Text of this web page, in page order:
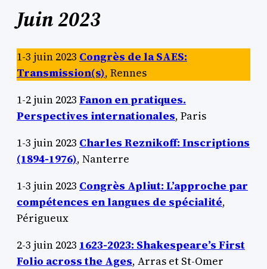
Juin 2023
1-3 juin 2023 Congrès de la SAES:
Transmission(s), Rennes
1-2 juin 2023 Fanon en pratiques.
Perspectives internationales, Paris
1-3 juin 2023 Charles Reznikoff: Inscriptions
(1894-1976), Nanterre
1-3 juin 2023 Congrès Apliut: L’approche par
compétences en langues de spécialité,
Périgueux
2-3 juin 2023 1623-2023: Shakespeare’s First
Folio across the Ages, Arras et St-Omer